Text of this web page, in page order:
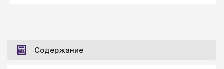
Содержание